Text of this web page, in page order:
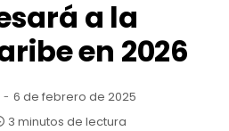
a la
en 2026
6 de febrero de 2025
3 minutos de lectura